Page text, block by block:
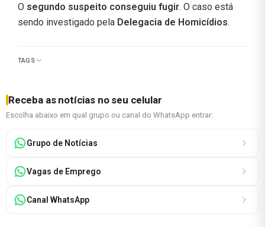
O segundo suspeito conseguiu fugir. O caso está
sendo investigado pela Delegacia de Homicídios.
TAGS
Receba as notícias no seu celular
Escolha abaixo em qual grupo ou canal do WhatsApp entrar:
Grupo de Notícias
Vagas de Emprego
Canal WhatsApp